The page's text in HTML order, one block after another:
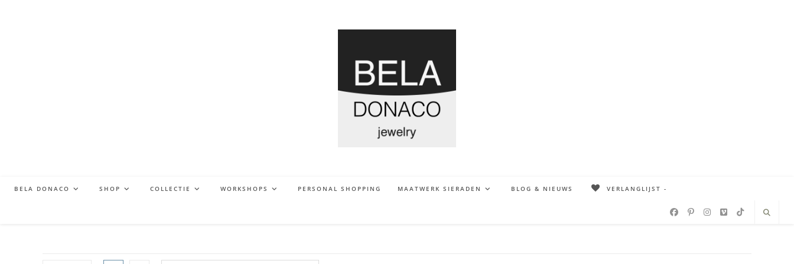
BELA DONACO SHOP COLLECTIE WORKSHOPS PERSONAL SHOPPING MAATWERK SIERADEN BLOG & NIEUWS VERLANGLIJST -